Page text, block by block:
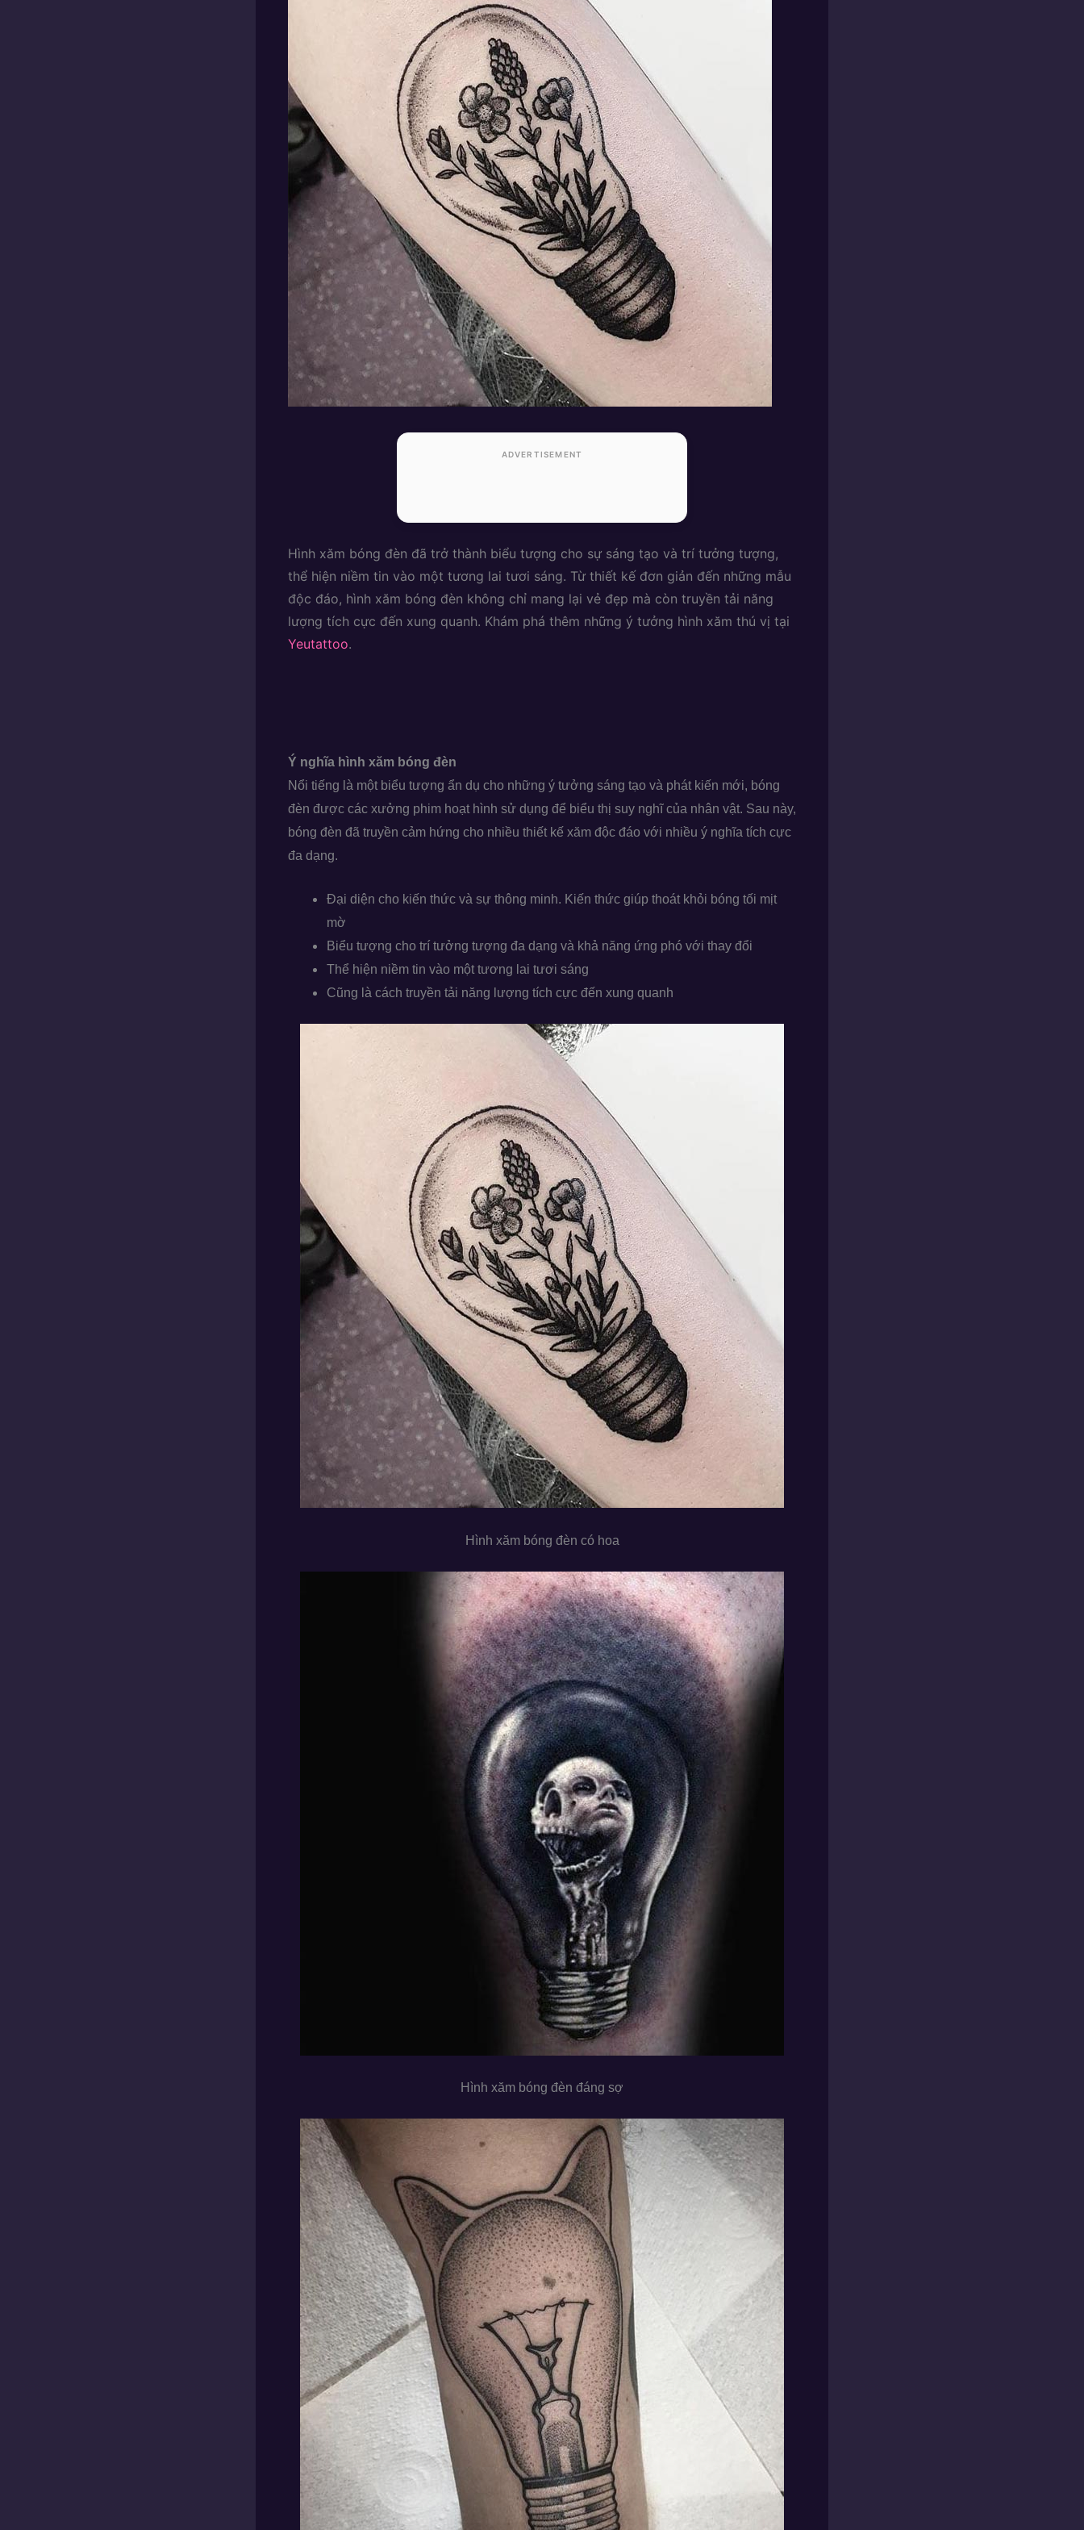
ADVERTISEMENT
Hình xăm bóng đèn đã trở thành biểu tượng cho sự sáng tạo và trí tưởng tượng,
thể hiện niềm tin vào một tương lai tươi sáng. Từ thiết kế đơn giản đến những mẫu
độc đáo, hình xăm bóng đèn không chỉ mang lại vẻ đẹp mà còn truyền tải năng
lượng tích cực đến xung quanh. Khám phá thêm những ý tưởng hình xăm thú vị tại
Yeutattoo.
Ý nghĩa hình xăm bóng đèn
Nổi tiếng là một biểu tượng ẩn dụ cho những ý tưởng sáng tạo và phát kiến mới, bóng
đèn được các xưởng phim hoạt hình sử dụng để biểu thị suy nghĩ của nhân vật. Sau này,
bóng đèn đã truyền cảm hứng cho nhiều thiết kế xăm độc đáo với nhiều ý nghĩa tích cực
đa dạng.
Đại diện cho kiến thức và sự thông minh. Kiến thức giúp thoát khỏi bóng tối mịt
mờ
Biểu tượng cho trí tưởng tượng đa dạng và khả năng ứng phó với thay đổi
Thể hiện niềm tin vào một tương lai tươi sáng
Cũng là cách truyền tải năng lượng tích cực đến xung quanh
Hình xăm bóng đèn có hoa
Hình xăm bóng đèn đáng sợ